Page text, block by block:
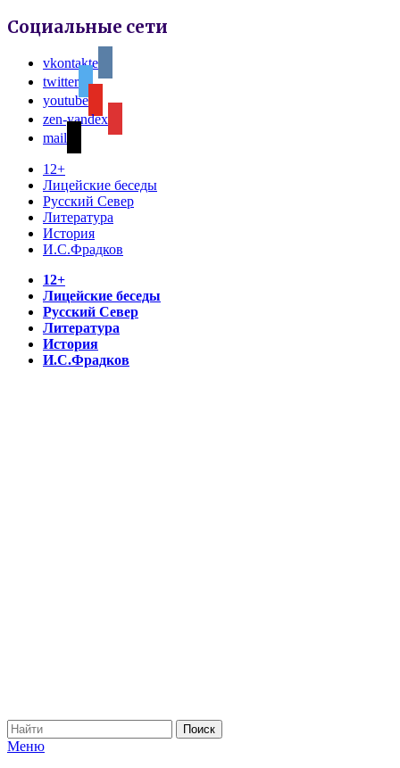
Социальные сети
vkontakte
twitter
youtube
zen-yandex
mail
12+
Лицейские беседы
Русский Север
Литература
История
И.С.Фрадков
12+
Лицейские беседы
Русский Север
Литература
История
И.С.Фрадков
Меню